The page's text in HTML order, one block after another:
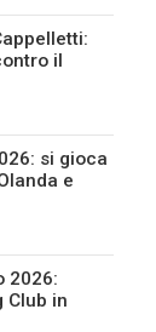
il
si gioca
e
2026:
Club in